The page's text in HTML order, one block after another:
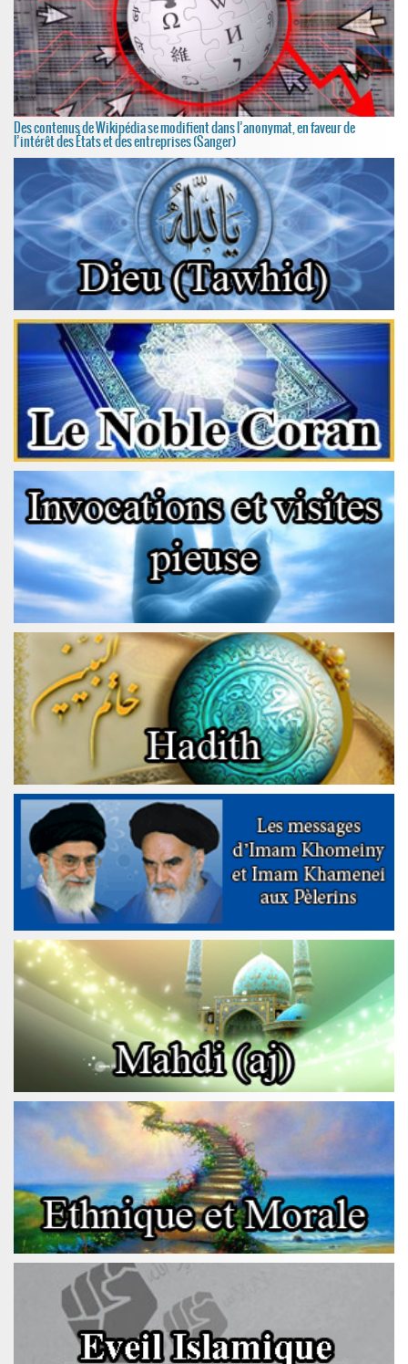
Des contenus de Wikipédia se modifient dans l’anonymat, en faveur de
l’intérêt des États et des entreprises (Sanger)